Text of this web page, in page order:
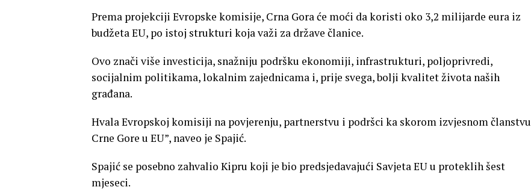
Prema projekciji Evropske komisije, Crna Gora će moći da koristi oko 3,2 milijarde eura iz
budžeta EU, po istoj strukturi koja važi za države članice.
Ovo znači više investicija, snažniju podršku ekonomiji, infrastrukturi, poljoprivredi,
socijalnim politikama, lokalnim zajednicama i, prije svega, bolji kvalitet života naših
građana.
Hvala Evropskoj komisiji na povjerenju, partnerstvu i podršci ka skorom izvjesnom članstvu
Crne Gore u EU”, naveo je Spajić.
Spajić se posebno zahvalio Kipru koji je bio predsjedavajući Savjeta EU u proteklih šest
mjeseci.